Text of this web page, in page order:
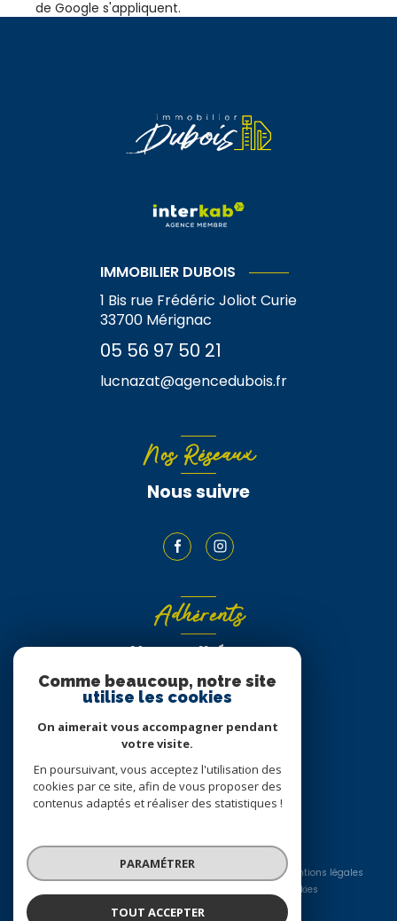
de Google s'appliquent.
IMMOBILIER DUBOIS
1 Bis rue Frédéric Joliot Curie
33700 Mérignac
05 56 97 50 21
lucnazat@agencedubois.fr
Nos Réseaux
Nous suivre
Adhérents
Nous adhérons
© 2026 | Tous droits réservés
Mentions légales
Cookies
Comme beaucoup, notre site
utilise les cookies
On aimerait vous accompagner pendant
votre visite.
En poursuivant, vous acceptez l'utilisation des
cookies par ce site, afin de vous proposer des
contenus adaptés et réaliser des statistiques !
PARAMÉTRER
TOUT ACCEPTER